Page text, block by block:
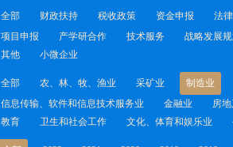
全部 财政扶持 税收政策 资金申报
法
项目申报
产学研合作 技术服务
战略发展
其他
小微企业
全部 农、林、牧、渔业 采矿业
制造业
信息传输、软件和信息技术服务业
金融业
房
教育
卫生和社会工作 文化、体育和娱乐业